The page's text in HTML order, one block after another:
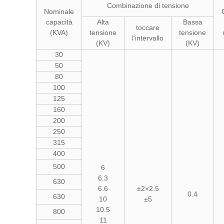
Nominale
capacità
(KVA)
Combinazione di tensione
Alta
tensione
(KV)
toccare
l'intervallo
Bassa
tensione
(KV)
30
6
6.3
6.6
10
10.5
11
±2×2.5
±5
0.4
50
80
100
125
160
200
250
315
400
500
630
630
800